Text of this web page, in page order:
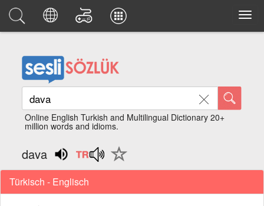
Online English Turkish and Multilingual Dictionary 20+
million words and idioms.
dava
Türkisch - Englisch